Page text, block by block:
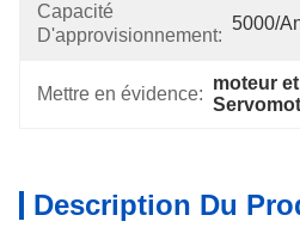
Capacité
D'approvisionnement:
5000/
Mettre en évidence:
moteur
Description Du